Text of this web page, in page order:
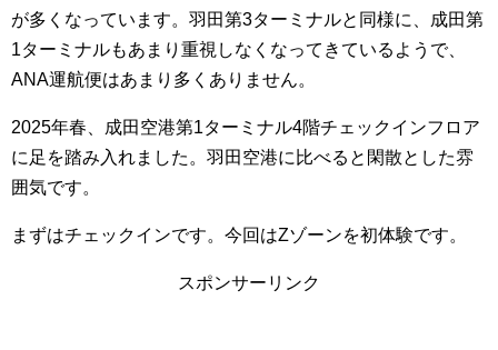
が多くなっています。羽田第3ターミナルと同様に、成田第
1ターミナルもあまり重視しなくなってきているようで、
ANA運航便はあまり多くありません。
2025年春、成田空港第1ターミナル4階チェックインフロア
に足を踏み入れました。羽田空港に比べると閑散とした雰
囲気です。
まずはチェックインです。今回はZゾーンを初体験です。
スポンサーリンク